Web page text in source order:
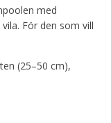
med
För den som vill
(25–50 cm),